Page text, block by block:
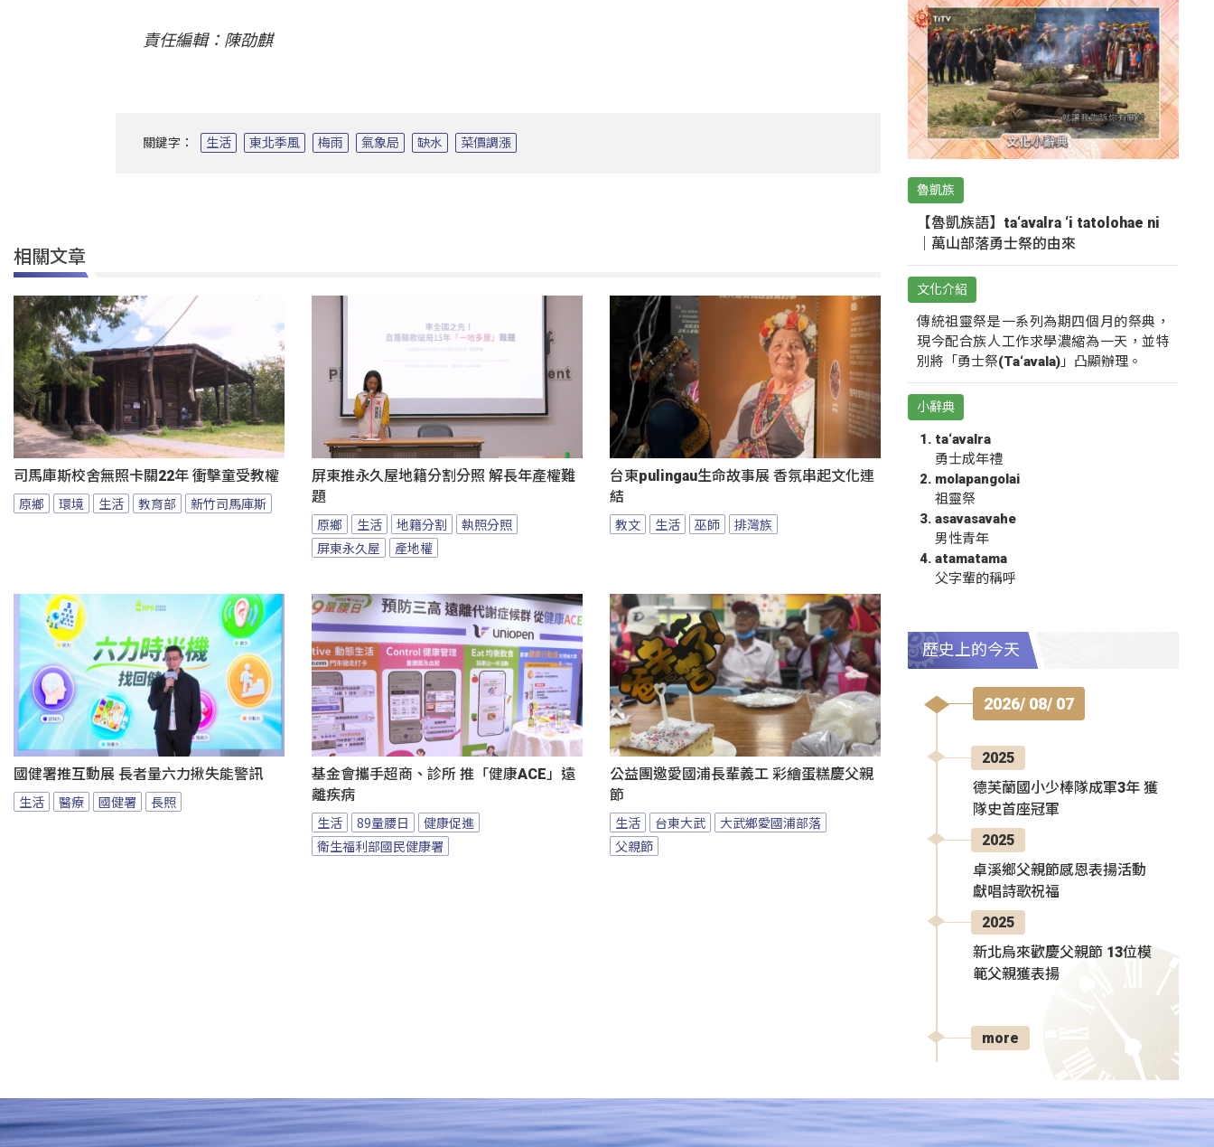
責任編輯：陳劭麒
關鍵字： 生活 東北季風 梅雨 氣象局 缺水 菜價調漲
相關文章
司馬庫斯校舍無照卡關22年 衝擊童受教權
原鄉 環境 生活 教育部 新竹司馬庫斯
屏東推永久屋地籍分割分照 解長年產權難
題
原鄉 生活 地籍分割
執照分照
屏東永久屋
產地權
台東pulingau生命故事展 香氛串起文化連
結
教文 生活 巫師 排灣族
國健署推互動展 長者量六力揪失能警訊
生活 醫療 國健署 長照
基金會攜手超商、診所 推「健康ACE」遠
離疾病
生活 89量腰日
健康促進
衛生福利部國民健康署
公益團邀愛國浦長輩義工 彩繪蛋糕慶父親
節
生活 台東大武
大武鄉愛國浦部落
父親節
魯凱族
【魯凱族語】ta‘avalra ‘i tatolohae ni
｜萬山部落勇士祭的由來
文化介紹
傳統祖靈祭是一系列為期四個月的祭典，
現今配合族人工作求學濃縮為一天，並特
別將「勇士祭(Ta‘avala)」凸顯辦理。
小辭典
ta‘avalra
勇士成年禮
molapangolai
祖靈祭
asavasavahe
男性青年
atamatama
父字輩的稱呼
歷史上的今天
2026/ 08/ 07
2025
德芙蘭國小少棒隊成軍3年 獲
隊史首座冠軍
2025
卓溪鄉父親節感恩表揚活動
獻唱詩歌祝福
2025
新北烏來歡慶父親節 13位模
範父親獲表揚
more